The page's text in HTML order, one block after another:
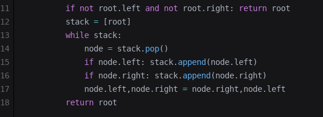
        if
not root.left and not root.right: return root
        stack
= [root]
        while
stack:
            node
= stack. pop()
            if
node.left: stack. append (node.left)
            if
node.right: stack. append (node.right)
            node.left,node.right
= node.right,node.left
        return
root
11
12
13
14
15
16
17
18